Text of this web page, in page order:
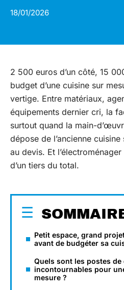
18/01/2026
2 500 euros d’un côté, 15
budget d’une cuisine sur
vertige. Entre matériaux,
équipements dernier cri, la
surtout quand la main-
dépose de l’ancienne
au devis. Et
d’un tiers du total.
Petit espace, grand
avant de budgéter sa
Quels sont les postes de
incontournables pour
mesure ?